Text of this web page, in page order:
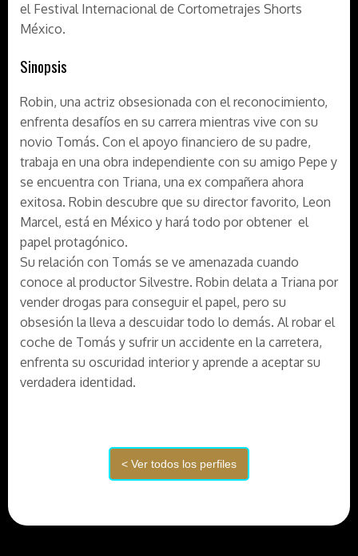
el Festival Internacional de Cortometrajes Shorts
México.
Sinopsis
Robin, una actriz obsesionada con el reconocimiento,
enfrenta desafíos en su carrera mientras vive con su
novio Tomás. Con el apoyo financiero de su padre,
trabaja en una obra independiente con su amigo Pepe y
se encuentra con Triana, una ex compañera ahora
exitosa. Robin descubre que su director favorito, Leon
Marcel, está en México y hará todo por obtener el
papel protagónico.
Su relación con Tomás se ve amenazada cuando
conoce al productor Silvestre. Robin delata a Triana por
vender drogas para conseguir el papel, pero su
obsesión la lleva a descuidar todo lo demás. Al robar el
coche de Tomás y sufrir un accidente en la carretera,
enfrenta su oscuridad interior y aprende a aceptar su
verdadera identidad.